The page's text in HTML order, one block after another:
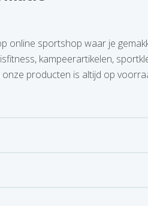
online sportshop waar je
kampeerartikelen,
producten is altijd op